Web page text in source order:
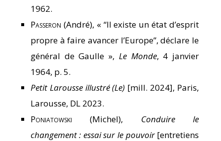
1962.
Passeron (André), « “Il existe un état d’esprit
propre à faire avancer l’Europe”, déclare le
général de Gaulle », Le Monde, 4 janvier
1964, p. 5.
Petit Larousse illustré (Le) [mill. 2024], Paris,
Larousse, DL 2023.
Poniatowski (Michel), Conduire le
changement : essai sur le pouvoir[entretiens